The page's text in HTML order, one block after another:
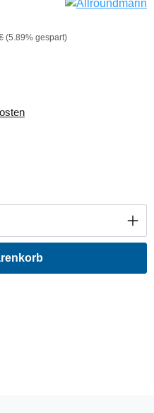
(5.89% gespart)
gewünschten